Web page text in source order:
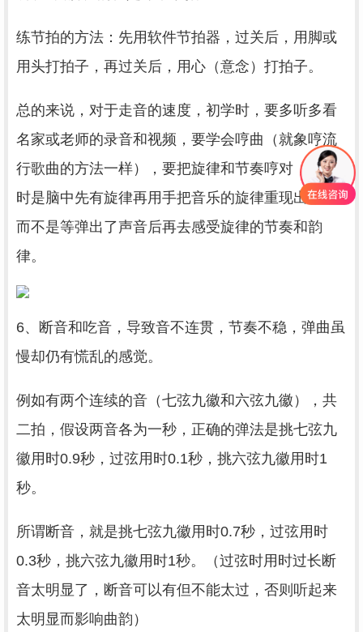
练节拍的方法：先用软件节拍器，过关后，用脚或
用头打拍子，再过关后，用心（意念）打拍子。
总的来说，对于走音的速度，初学时，要多听多看
名家或老师的录音和视频，要学会哼曲（就象哼流
行歌曲的方法一样），要把旋律和节奏哼对，弹奏
时是脑中先有旋律再用手把音乐的旋律重现出来，
而不是等弹出了声音后再去感受旋律的节奏和韵
律。
6、断音和吃音，导致音不连贯，节奏不稳，弹曲虽
慢却仍有慌乱的感觉。
例如有两个连续的音（七弦九徽和六弦九徽），共
二拍，假设两音各为一秒，正确的弹法是挑七弦九
徽用时0.9秒，过弦用时0.1秒，挑六弦九徽用时1
秒。
所谓断音，就是挑七弦九徽用时0.7秒，过弦用时
0.3秒，挑六弦九徽用时1秒。（过弦时用时过长断
音太明显了，断音可以有但不能太过，否则听起来
太明显而影响曲韵）